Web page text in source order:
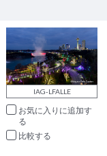
IAG-LFALLE
お気に入りに追加
比較